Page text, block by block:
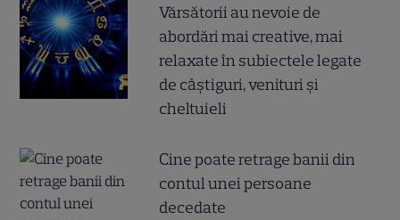
Vărsătorii au nevoie de
abordări mai creative, mai
relaxate în subiectele legate
de câștiguri, venituri și
cheltuieli
Cine poate retrage banii din
contul unei persoane
decedate